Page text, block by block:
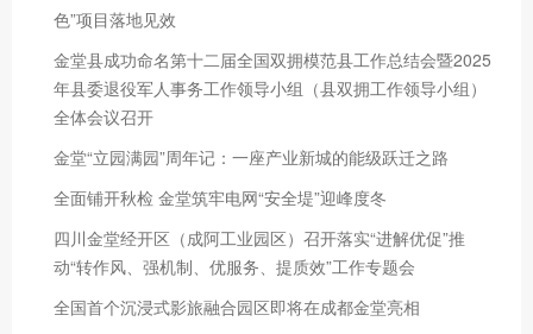
色”项目落地见效
金堂县成功命名第十二届全国双拥模范县工作总结会暨2025
年县委退役军人事务工作领导小组（县双拥工作领导小组）
全体会议召开
金堂“立园满园”周年记：一座产业新城的能级跃迁之路
全面铺开秋检 金堂筑牢电网“安全堤”迎峰度冬
四川金堂经开区（成阿工业园区）召开落实“进解优促”推
动“转作风、强机制、优服务、提质效”工作专题会
全国首个沉浸式影旅融合园区即将在成都金堂亮相